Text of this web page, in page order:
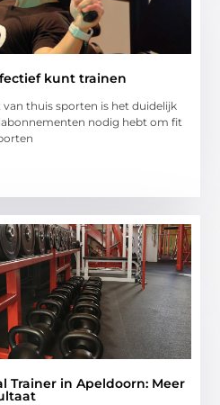
kunt trainen
thuis sporten is het duidelijk
nodig hebt om fit
Trainer in Apeldoorn: Meer